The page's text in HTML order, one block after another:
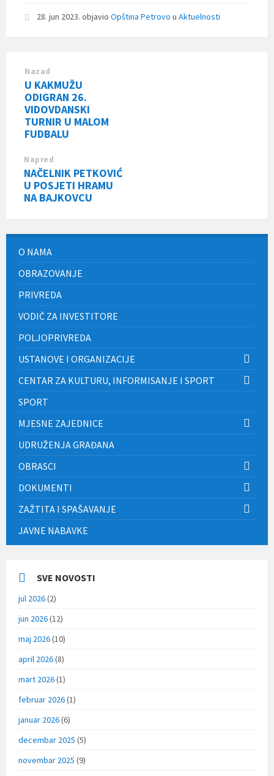
28. jun 2023. objavio Opština Petrovo u Aktuelnosti
Nazad
U KAKMUŽU
ODIGRAN 26.
VIDOVDANSKI
TURNIR U MALOM
FUDBALU
Napred
NAČELNIK PETKOVIĆ
U POSJETI HRAMU
NA BAJKOVCU
O NAMA
OBRAZOVANJE
PRIVREDA
VODIČ ZA INVESTITORE
POLJOPRIVREDA
USTANOVE I ORGANIZACIJE
CENTAR ZA KULTURU, INFORMISANJE I SPORT
SPORT
MJESNE ZAJEDNICE
UDRUŽENJA GRAĐANA
OBRASCI
DOKUMENTI
ZAŽTITA I SPAŠAVANJE
JAVNE NABAVKE
SVE NOVOSTI
jul 2026(2)
jun 2026(12)
maj 2026(10)
april 2026(8)
mart 2026(1)
februar 2026(1)
januar 2026(6)
decembar 2025 (5)
novembar 2025 (9)